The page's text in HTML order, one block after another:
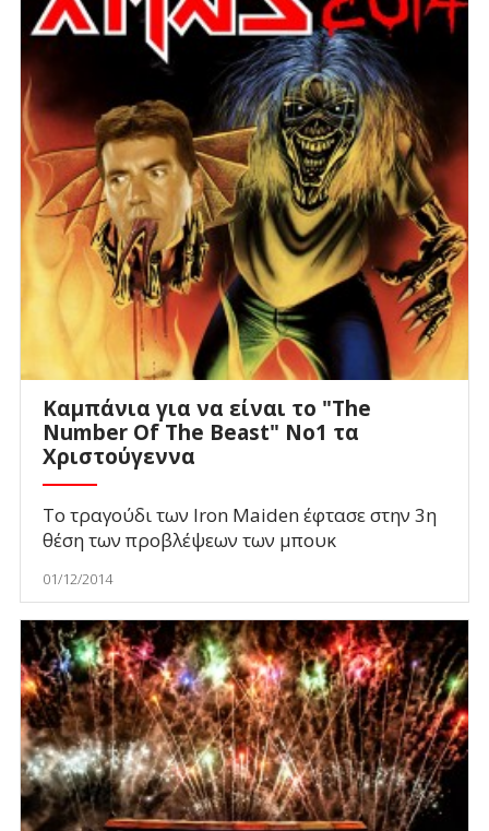
Kαμπάνια για να είναι το "The
Number Of The Beast" Νο1 τα
Χριστούγεννα
Το τραγούδι των Ιron Maiden έφτασε στην 3η
θέση των προβλέψεων των μπουκ
01/12/2014